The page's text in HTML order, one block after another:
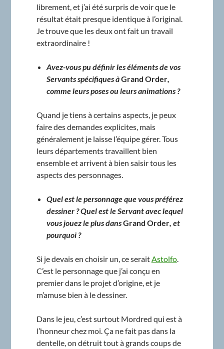
librement, et j’ai été surpris de voir que le
résultat était presque identique à l’original.
Je trouve que les deux ont fait un travail
extraordinaire !
Avez-vous pu définir les éléments de vos
Servants spécifiques àGrand Order,
comme leurs poses ou leurs animations ?
Quand je tiens à certains aspects, je peux
faire des demandes explicites, mais
généralement je laisse l’équipe gérer. Tous
leurs départements travaillent bien
ensemble et arrivent à bien saisir tous les
aspects des personnages.
Quel est le personnage que vous préférez
dessiner ? Quel est le Servant avec lequel
vous jouez le plus dansGrand Order, et
pourquoi ?
Si je devais en choisir un, ce serait Astolfo.
C’est le personnage que j’ai conçu en
premier dans le projet d’origine, et je
m’amuse bien à le dessiner.
Dans le jeu, c’est surtout Mordred qui est à
l’honneur chez moi. Ça ne fait pas dans la
dentelle, on détruit tout à grands coups de